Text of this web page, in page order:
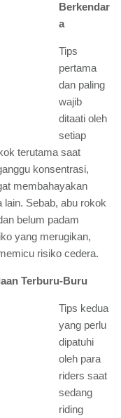
Berkendar
a
Tips
pertama
dan paling
wajib
ditaati oleh
setiap
terutama saat
konsentrasi,
membahayakan
lain. Sebab, abu rokok
belum padam
yang merugikan,
risiko cedera.
Terburu-Buru
Tips kedua
yang perlu
dipatuhi
oleh para
riders saat
sedang
riding